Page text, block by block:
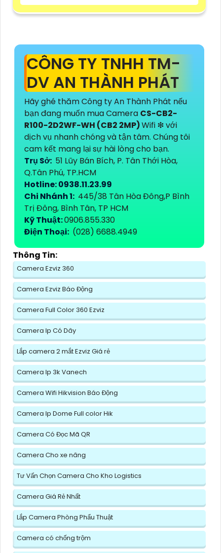
CÔNG TY TNHH TM-
DV AN THÀNH PHÁT
Hãy ghé thăm Công ty An Thành Phát nếu
bạn đang muốn mua Camera CS-CB2-
R100-2D2WF-WH (CB2 2MP)Wifi ❇ với
dịch vụ nhanh chóng và tận tâm. Chúng tôi
cam kết mang lại sự hài lòng cho bạn.
Trụ Sở: 51 Lũy Bán Bích, P. Tân Thới Hòa,
Q.Tân Phú, TP.HCM
Hotline: 0938.11.23.99
Chi Nhánh 1: 445/38 Tân Hòa Đông,P Bình
Trị Đông, Bình Tân, TP HCM
Kỹ Thuật:0906.855.330
Điện Thoại: (028) 6688.4949
Thông Tin:
Camera Ezviz 360
Camera Ezviz Báo Động
Camera Full Color 360 Ezviz
Camera Ip Có Dây
Lắp camera 2 mắt Ezviz Giá rẻ
Camera Ip 3k Vanech
Camera Wifi Hikvision Báo Động
Camera Ip Dome Full color Hik
Camera Có Đọc Mã QR
Camera Cho xe nâng
Tư Vấn Chọn Camera Cho Kho Logistics
Camera Giá Rẻ Nhất
Lắp Camera Phòng Phẩu Thuật
Camera có chống trộm